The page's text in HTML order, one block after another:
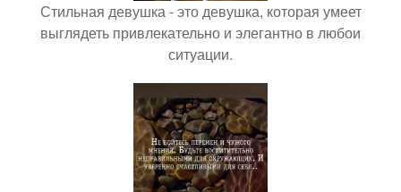
Стильная девушка - это девушка, которая умеет
выглядеть привлекательно и элегантно в любои
ситуации.